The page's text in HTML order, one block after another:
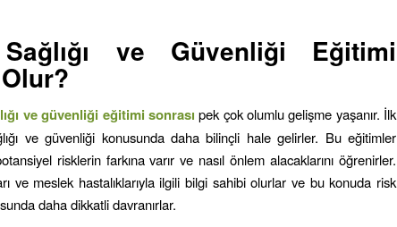
ve Güvenliği Eğitimi
ve güvenliği eğitimi sonrası pek çok olumlu gelişme yaşanır. İlk
ve güvenliği konusunda daha bilinçli hale gelirler. Bu eğitimler
risklerin farkına varır ve nasıl önlem alacaklarını öğrenirler.
ve meslek hastalıklarıyla ilgili bilgi sahibi olurlar ve bu konuda risk
daha dikkatli davranırlar.